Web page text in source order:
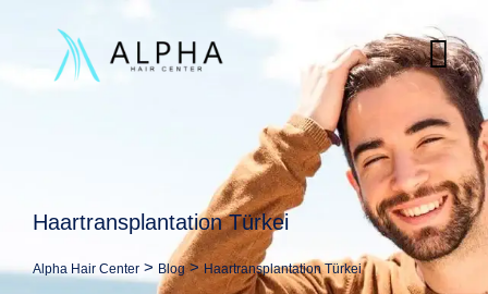
Haartransplantation Türkei
Alpha Hair Center > Blog> Haartransplantation Türkei